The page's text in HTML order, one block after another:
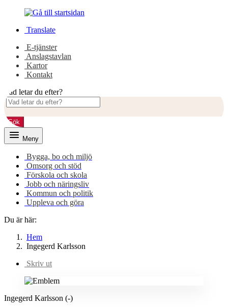
innehåll
huvudmenyTranslate
E-tjänster
Anslagstavlan
Kartor
Kontakt
Vad letar du efter?
Sök
Meny
Bygga, bo och miljö
Omsorg och stöd
Förskola och skola
Jobb och näringsliv
Kommun och politik
Uppleva och göra
Du är här:
Hem
Ingegerd Karlsson
Skriv ut
Ingegerd Karlsson (-)